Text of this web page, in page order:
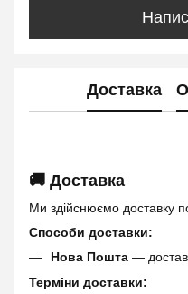
Доставка
🚚 Доставка
Ми здійснюємо доставку
Способи доставки:
Нова Пошта —
Терміни доставки: